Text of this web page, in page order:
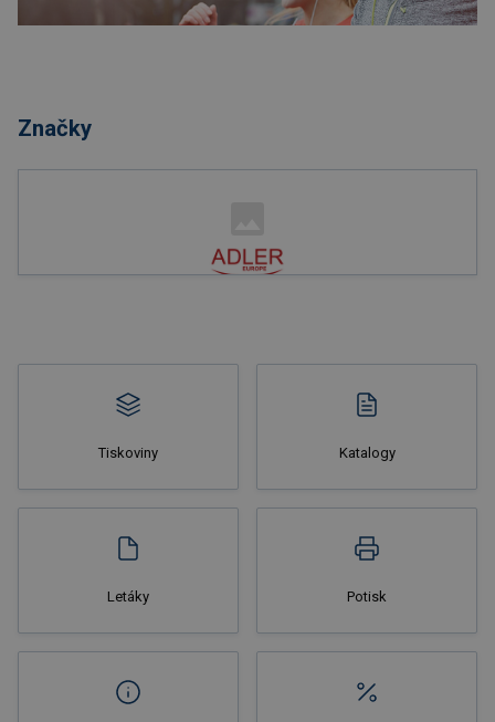
Značky
Tiskoviny Katalogy
Letáky Potisk